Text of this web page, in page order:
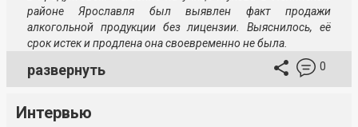
районе Ярославля был выявлен факт продажи
алкогольной продукции без лицензии. Выяснилось, её
срок истек и продлена она своевременно не была.
развернуть 0
Интервью